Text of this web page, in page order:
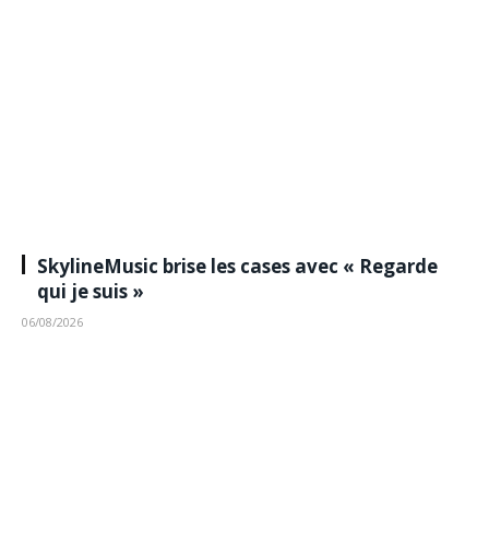
SkylineMusic brise les cases avec « Regarde
qui je suis »
06/08/2026